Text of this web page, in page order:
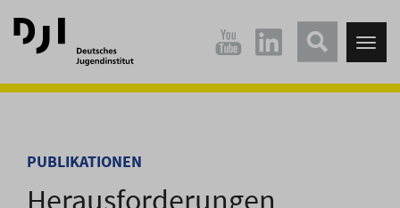
Direkt
zum
Hauptinhalt
Direkt
zum
Hauptmenü
PUBLIKATIONEN
Herausforderungen